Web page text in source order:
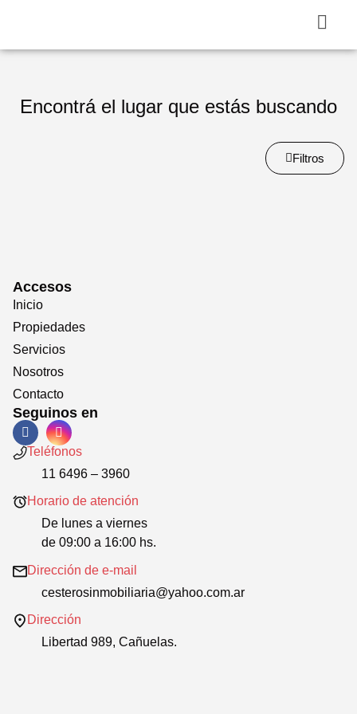
Encontrá el lugar que estás buscando
Filtros
Accesos
Inicio
Propiedades
Servicios
Nosotros
Contacto
Seguinos en
Teléfonos
11 6496 – 3960
Horario de atención
De lunes a viernes
de 09:00 a 16:00 hs.
Dirección de e-mail
cesterosinmobiliaria@yahoo.com.ar
Dirección
Libertad 989, Cañuelas.